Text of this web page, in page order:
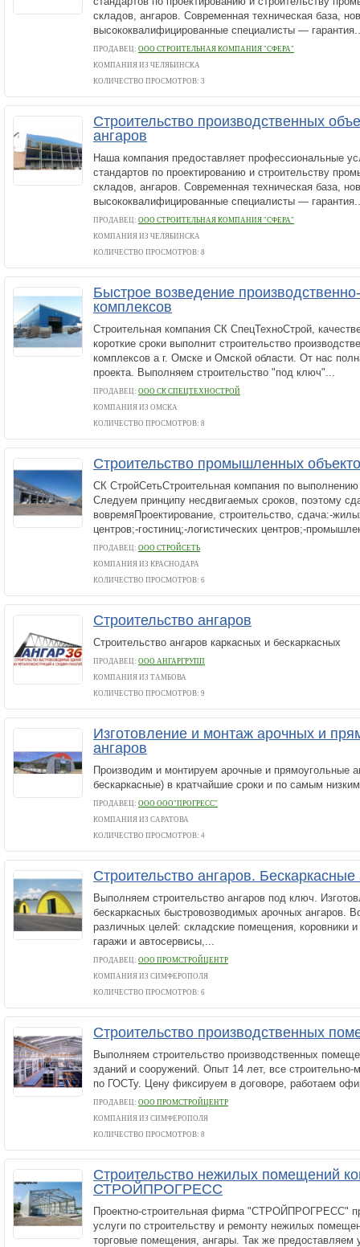
складов, ангаров. Современная техническая база,
высококвалифицированные специалисты —
ПРОДАВЕЦ: ООО СТРОИТЕЛЬНАЯ КОМПАНИЯ "СФЕРА"
КОМПАНИЯ ИЗ ЧЕЛЯБИНСКА
КОЛИЧЕСТВО ПРОСМОТРОВ: 3
Строительство производственных
ангаров
Наша компания предоставляет профессиональные
стандартов по проектированию и строительству
складов, ангаров. Современная техническая база,
высококвалифицированные специалисты —
ПРОДАВЕЦ: ООО СТРОИТЕЛЬНАЯ КОМПАНИЯ "СФЕРА"
КОМПАНИЯ ИЗ ЧЕЛЯБИНСКА
КОЛИЧЕСТВО ПРОСМОТРОВ: 8
Быстрое возведение
комплексов
Строительная компания СК СпецТехноСтрой,
короткие сроки выполнит строительство
комплексов а г. Омске и Омской области. От нас
проекта. Выполняем строительство "под ключ"...
ПРОДАВЕЦ: ООО СК СПЕЦТЕХНОСТРОЙ
КОМПАНИЯ ИЗ ОМСКА
КОЛИЧЕСТВО ПРОСМОТРОВ: 8
Строительство промышленных
СК СтройСетьСтроительная компания по выполнению
Следуем принципу несдвигаемых сроков, поэтому
вовремяПроектирование, строительство, сдача:-
центров;-гостиниц;-логистических центров;-
ПРОДАВЕЦ: ООО СТРОЙСЕТЬ
КОМПАНИЯ ИЗ КРАСНОДАРА
КОЛИЧЕСТВО ПРОСМОТРОВ: 6
Строительство ангаров
Строительство ангаров каркасных и бескаркасных
ПРОДАВЕЦ: ООО АНГАРГРУПП
КОМПАНИЯ ИЗ ТАМБОВА
КОЛИЧЕСТВО ПРОСМОТРОВ: 9
Изготовление и монтаж арочных и
ангаров
Производим и монтируем арочные и прямоугольные
бескаркасные) в кратчайшие сроки и по самым
ПРОДАВЕЦ: ООО ООО"ПРОГРЕСС"
КОМПАНИЯ ИЗ САРАТОВА
КОЛИЧЕСТВО ПРОСМОТРОВ: 4
Строительство ангаров.
Выполняем строительство ангаров под ключ.
бескаркасных быстровозводимых арочных ангаров.
различных целей: складские помещения, коровники
гаражи и автосервисы,...
ПРОДАВЕЦ: ООО ПРОМСТРОЙЦЕНТР
КОМПАНИЯ ИЗ СИМФЕРОПОЛЯ
КОЛИЧЕСТВО ПРОСМОТРОВ: 6
Строительство производственных
Выполняем строительство производственных
зданий и сооружений. Опыт 14 лет, все строительно-
по ГОСТу. Цену фиксируем в договоре, работаем
ПРОДАВЕЦ: ООО ПРОМСТРОЙЦЕНТР
КОМПАНИЯ ИЗ СИМФЕРОПОЛЯ
КОЛИЧЕСТВО ПРОСМОТРОВ: 8
Строительство нежилых помещений
СТРОЙПРОГРЕСС
Проектно-строительная фирма "СТРОЙПРОГРЕСС"
услуги по строительству и ремонту нежилых
торговые помещения, ангары. Так же предоставляем